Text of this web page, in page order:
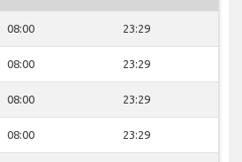
08:00 23:29
08:00 23:29
08:00 23:29
08:00 23:29